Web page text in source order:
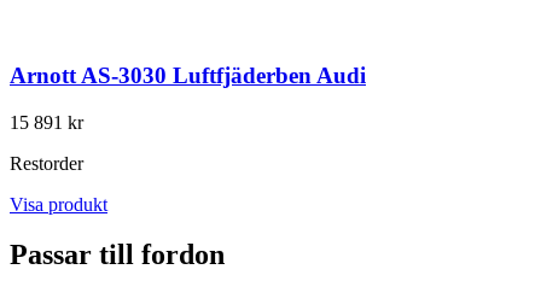
Arnott AS-3030 Luftfjäderben Audi
15 891 kr
Restorder
Visa produkt
Passar till fordon